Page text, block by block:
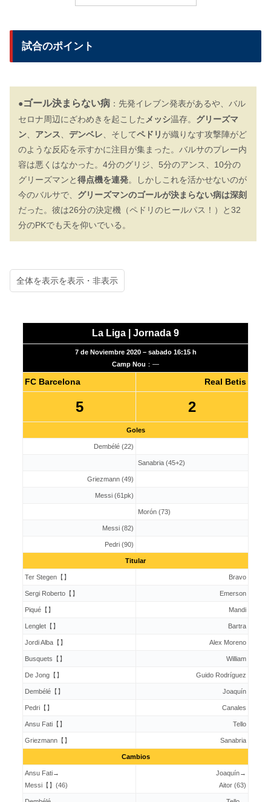
試合のポイント
●ゴール決まらない病 ：先発イレブン発表があるや、バル
セロナ周辺にざわめきを起こした メッシ温存。 グリーズマ
ン
アンス デンベレ 、そしてペドリ が織りなす攻撃陣がど
のような反応を示すかに注目が集まった。バルサのプレー内
容は悪くはなかった。4分のグリジ、5分のアンス、10分の
グリーズマンと得点機を連発。しかしこれを活かせないのが
今のバルサで、 グリーズマンのゴールが決まらない病は深刻
だった。彼は26分の決定機（ペドリのヒールパス！）と32
分のPKでも天を仰いでいる。
全体を表示
デンベレの強烈なゴール
カンテラ出身者たちが同点に
メッシが変える
ベティスに退場者
La Liga | Jornada 9
7 de Noviembre 2020 – sabado 16:15 h
Camp Nou ：—
FC Barcelona Real Betis
5 2
Goles
Dembélé (22)
Sanabria (45+2)
Griezmann (49)
Messi (61pk)
Morón (73)
Messi (82)
Pedri (90)
Titular
Ter Stegen【】 Bravo
Sergi Roberto【】 Emerson
Piqué【】 Mandi
Lenglet【】 Bartra
Jordi Alba【】 Alex Moreno
Busquets【】 William
De Jong【】 Guido Rodríguez
Dembélé【】 Joaquín
Pedri【】 Canales
Ansu Fati【】 Tello
Griezmann【】 Sanabria
Cambios
Ansu Fati→
Messi【】(46)
Joaquín→
Aitor (63)